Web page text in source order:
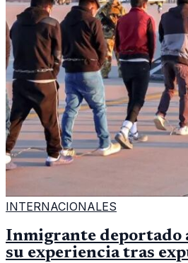
INTERNACIONALES
Inmigrante deportado
su experiencia tras